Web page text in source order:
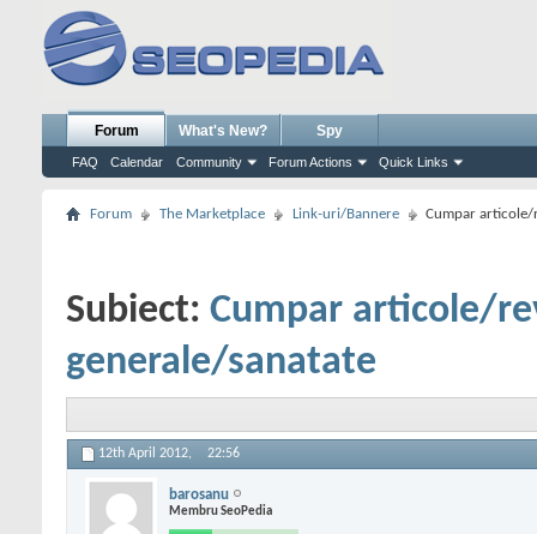
Forum
FAQ Calendar Community Forum Actions Quick Links
What's New? Spy
Forum The Marketplace Link-uri/Bannere Cumpar
Subiect: Cumpar articole/
generale/sanatate
12th April 2012, 22:56
barosanu
Membru SeoPedia